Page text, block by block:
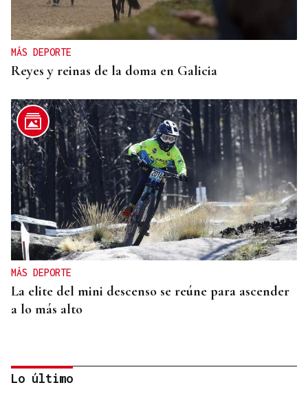
MÁS DEPORTE
Reyes y reinas de la doma en Galicia
MÁS DEPORTE
La elite del mini descenso se reúne para ascender
a lo más alto
Lo último